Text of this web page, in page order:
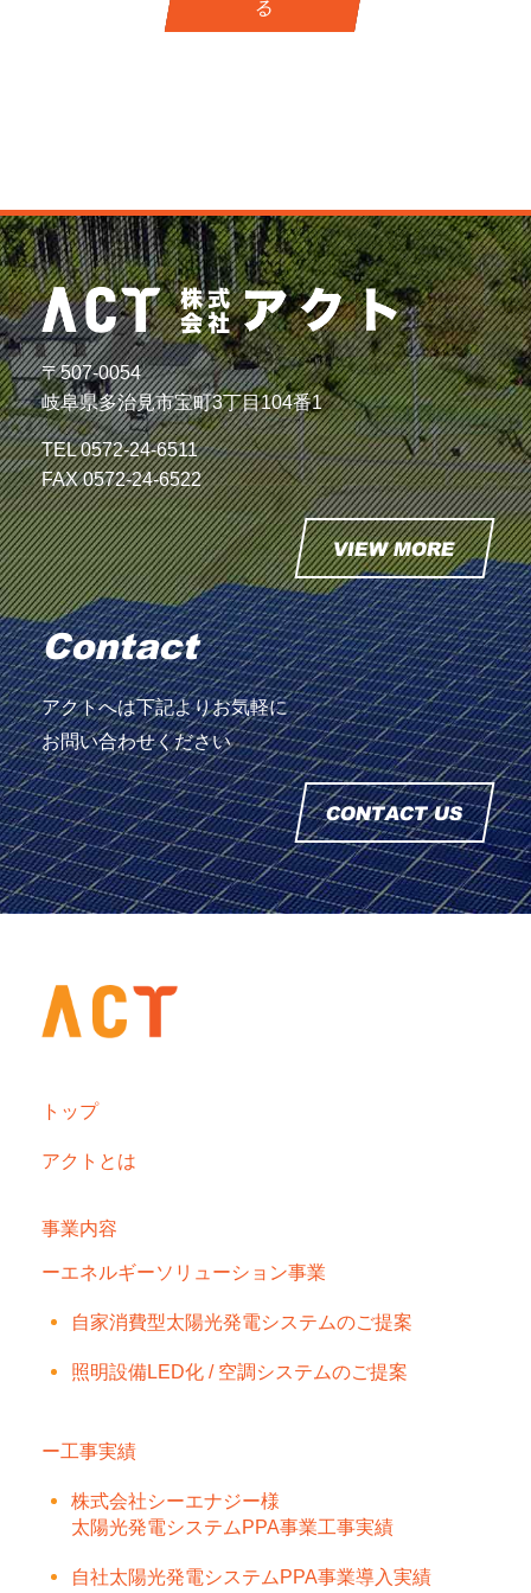
る
〒507-0054
岐阜県多治見市宝町3丁目104番1
TEL0572-24-6511
FAX 0572-24-6522
VIEW MORE
Contact
アクトへは下記よりお気軽に
お問い合わせください
CONTACT US
トップ
アクトとは
事業内容
ーエネルギーソリューション事業
自家消費型太陽光発電システムのご提案
照明設備LED化 / 空調システムのご提案
ー工事実績
株式会社シーエナジー様
太陽光発電システムPPA事業工事実績
自社太陽光発電システムPPA事業導入実績